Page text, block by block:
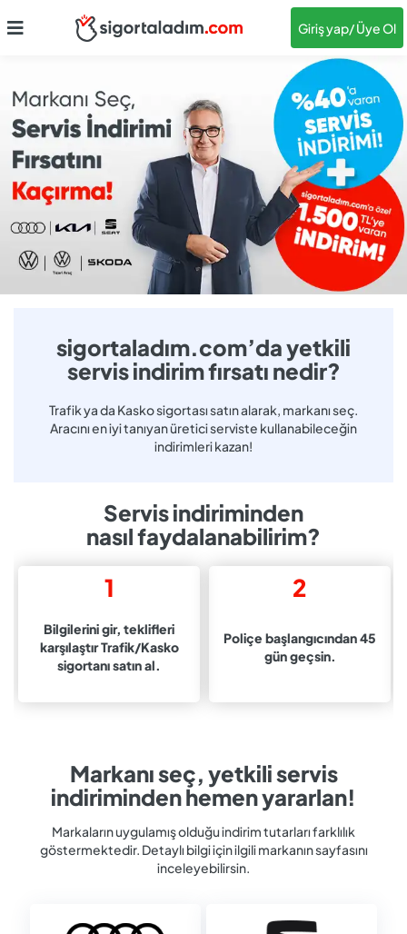
Giriş yap/ Üye Ol
sigortaladım.com’da yetkili
servis indirim fırsatı nedir?
Trafik ya da Kasko sigortası satın alarak, markanı seç.
Aracını en iyi tanıyan üretici serviste kullanabileceğin
indirimleri kazan!
Servis indiriminden
nasıl faydalanabilirim?
1
Bilgilerini gir, teklifleri
karşılaştır Trafik/Kasko
sigortanı satın al.
2
Poliçe başlangıcından 45
gün geçsin.
Markanı seç, yetkili servis
indiriminden hemen yararlan!
Markaların uygulamış olduğu indirim tutarları farklılık
göstermektedir. Detaylı bilgi için ilgili markanın sayfasını
inceleyebilirsin.